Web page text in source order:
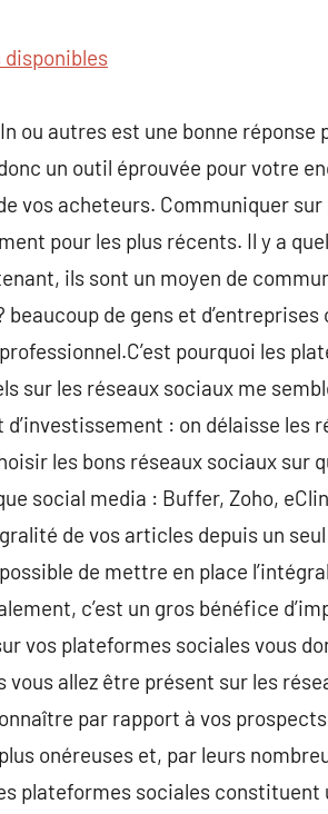
disponibles
ou autres est une bonne
un outil éprouvée pour votre
vos acheteurs. Communiquer sur
pour les plus récents. Il y a
ils sont un moyen de
beaucoup de gens et
pourquoi les
sur les réseaux sociaux me
d’investissement : on délaisse
les bons réseaux sociaux sur
social media : Buffer, Zoho,
de vos articles depuis un
de mettre en place
c’est un gros bénéfice
vos plateformes sociales vous
allez être présent sur les
par rapport à vos
onéreuses et, par leurs
plateformes sociales constituent